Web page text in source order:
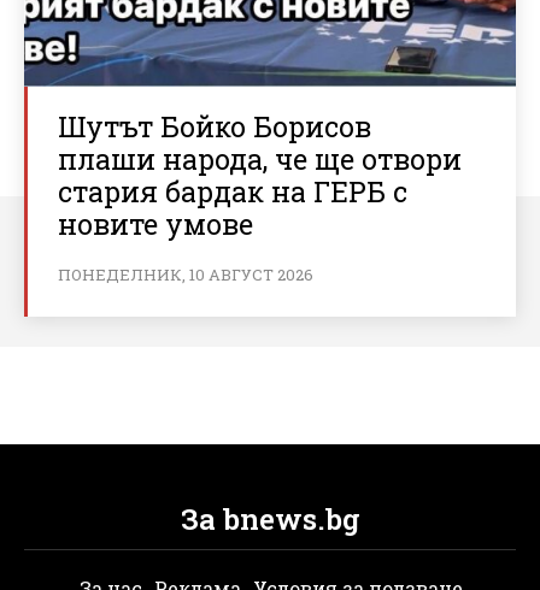
Шутът Бойко Борисов
плаши народа, че ще отвори
стария бардак на ГЕРБ с
новите умове
ПОНЕДЕЛНИК, 10 АВГУСТ 2026
За bnews.bg